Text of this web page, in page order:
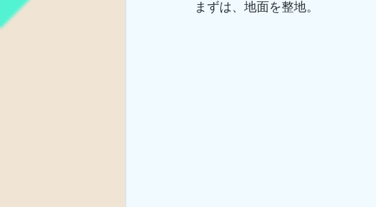
まずは、地面を整地。